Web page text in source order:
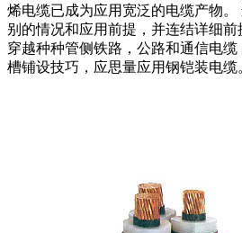
烯电缆已成为应用宽泛的电缆产物
别的情况和应用前提，并连结详细
穿越种种管侧铁路，公路和通信电
槽铺设技巧，应思量应用钢铠装电缆